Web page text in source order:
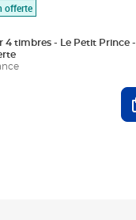
offerte
4 timbres - Le Petit Prince -